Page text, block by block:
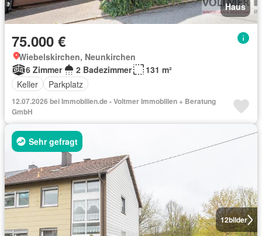
Haus
75.000 €
Wiebelskirchen, Neunkirchen
6 Zimmer
2 Badezimmer
131 m²
Keller
Parkplatz
12.07.2026 bei Immobilien.de - Voltmer Immobilien + Beratung
GmbH
12bilder
Sehr gefragt